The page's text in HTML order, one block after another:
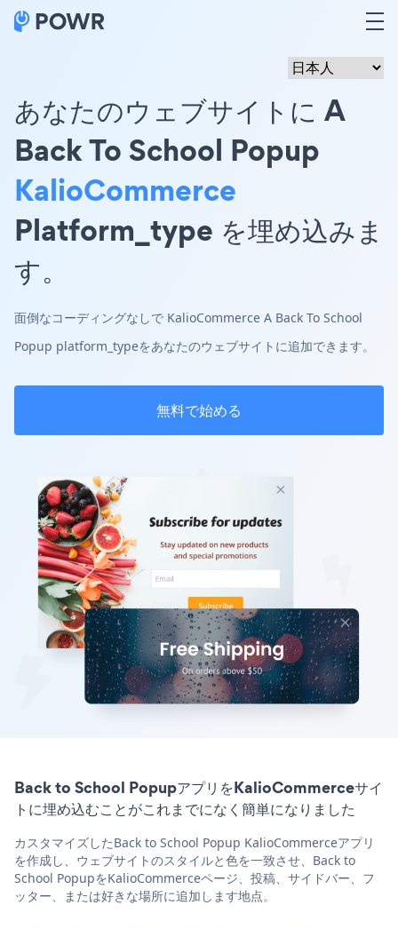
あなたのウェブサイトに A
Back To School Popup
KalioCommerce
Platform_type を埋め込みま
す。
面倒なコーディングなしで KalioCommerce A Back To School
Popup platform_typeをあなたのウェブサイトに追加できます。
無料で始める
Back to School PopupアプリをKalioCommerceサイ
トに埋め込むことがこれまでになく簡単になりました
カスタマイズしたBack to School Popup KalioCommerceアプリ
を作成し、ウェブサイトのスタイルと色を一致させ、Back to
School PopupをKalioCommerceページ、投稿、サイドバー、フ
ッター、または好きな場所に追加します地点。